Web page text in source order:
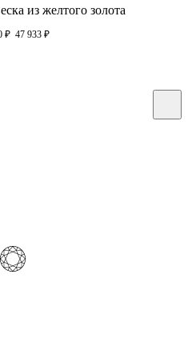
из желтого золота
₽ 47 933 ₽